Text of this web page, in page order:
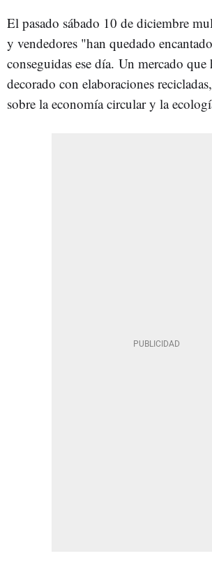
El pasado sábado 10 de diciembre
y vendedores "han quedado
conseguidas ese día. Un mercado que
decorado con elaboraciones
sobre la economía circular y la